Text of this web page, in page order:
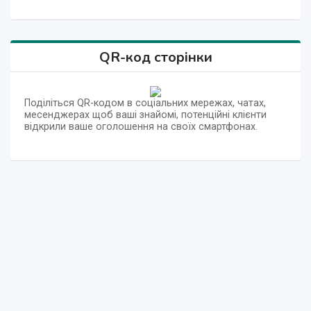
QR-код сторінки
Поділіться QR-кодом в соціальних мережах, чатах,
месенджерах щоб ваші знайомі, потенційні клієнти
відкрили ваше оголошення на своїх смартфонах.